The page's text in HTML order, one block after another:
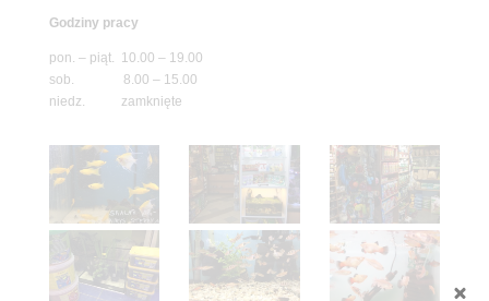
Godziny pracy
pon. – piąt. 10.00 – 19.00
sob. 8.00 – 15.00
niedz. zamknięte